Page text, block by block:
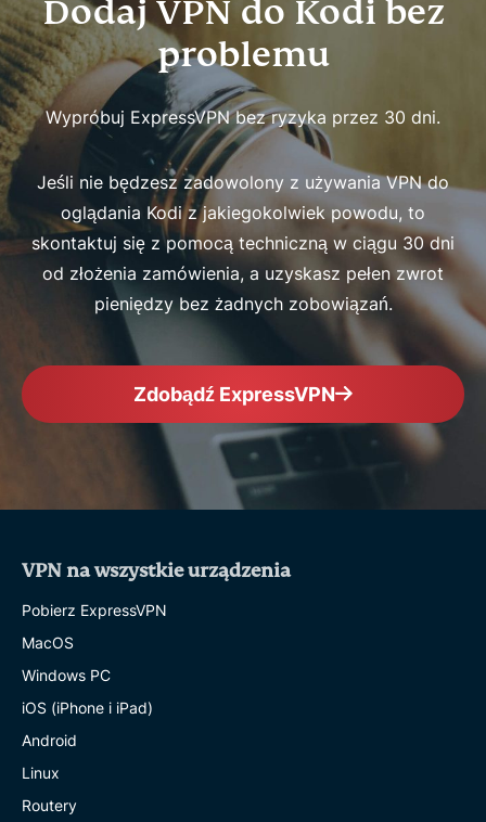
Dodaj VPN do Kodi bez
problemu
Wypróbuj ExpressVPN bez ryzyka przez 30 dni.
Jeśli nie będzesz zadowolony z używania VPN do
oglądania Kodi z jakiegokolwiek powodu, to
skontaktuj się z pomocą techniczną w ciągu 30 dni
od złożenia zamówienia, a uzyskasz pełen zwrot
pieniędzy bez żadnych zobowiązań.
Zdobądź ExpressVPN
VPN na wszystkie urządzenia
Pobierz ExpressVPN
MacOS
Windows PC
iOS (iPhone i iPad)
Android
Linux
Routery